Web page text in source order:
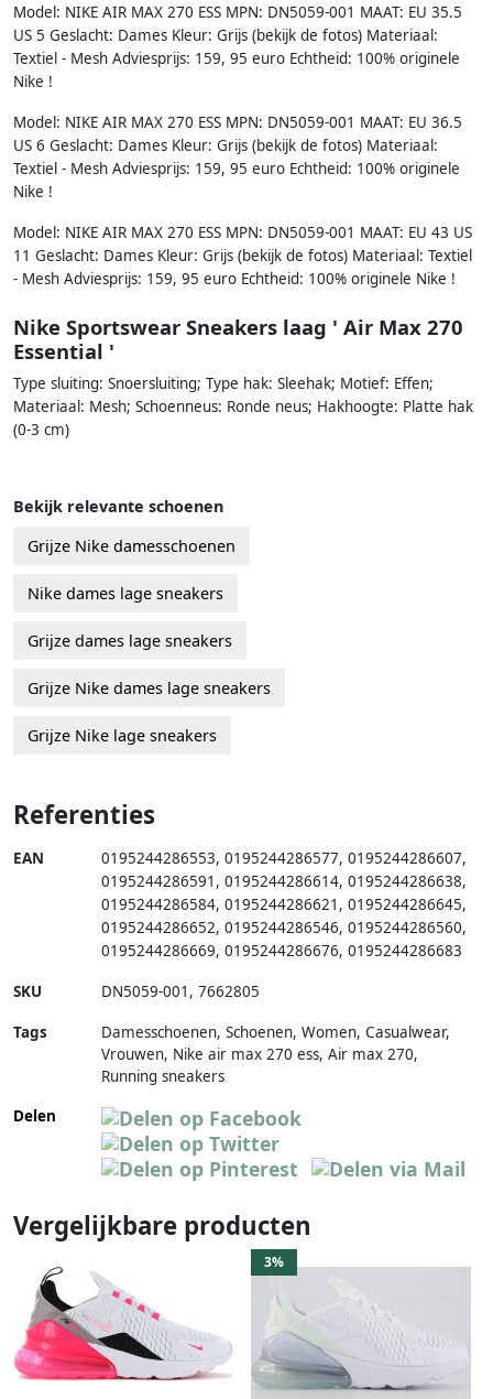
Model: NIKE AIR MAX 270 ESS MPN: DN5059-001 MAAT: EU 35.5
US 5 Geslacht: Dames Kleur: Grijs (bekijk de fotos) Materiaal:
Textiel - Mesh Adviesprijs: 159, 95 euro Echtheid: 100% originele
Nike !
Model: NIKE AIR MAX 270 ESS MPN: DN5059-001 MAAT: EU 36.5
US 6 Geslacht: Dames Kleur: Grijs (bekijk de fotos) Materiaal:
Textiel - Mesh Adviesprijs: 159, 95 euro Echtheid: 100% originele
Nike !
Model: NIKE AIR MAX 270 ESS MPN: DN5059-001 MAAT: EU 43 US
11 Geslacht: Dames Kleur: Grijs (bekijk de fotos) Materiaal: Textiel
- Mesh Adviesprijs: 159, 95 euro Echtheid: 100% originele Nike !
Nike Sportswear Sneakers laag ' Air Max 270
Essential '
Type sluiting: Snoersluiting; Type hak: Sleehak; Motief: Effen;
Materiaal: Mesh; Schoenneus: Ronde neus; Hakhoogte: Platte hak
(0-3 cm)
Bekijk relevante schoenen
Grijze Nike damesschoenen
Nike dames lage sneakers
Grijze dames lage sneakers
Grijze Nike dames lage sneakers
Grijze Nike lage sneakers
Referenties
EAN 0195244286553, 0195244286577, 0195244286607,
0195244286591 , 0195244286614, 0195244286638,
0195244286584, 0195244286621 , 0195244286645,
0195244286652, 0195244286546, 0195244286560,
0195244286669, 0195244286676, 0195244286683
SKU DN5059-001 , 7662805
Tags
Damesschoenen, Schoenen, Women, Casualwear,
Vrouwen, Nike air max 270 ess, Air max 270,
Running sneakers
Delen
Vergelijkbare producten
3%